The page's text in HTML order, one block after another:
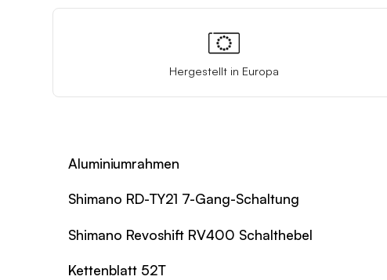
Hergestellt in Europa
Aluminiumrahmen
Shimano RD-TY21 7-Gang-Schaltung
Shimano Revoshift RV400 Schalthebel
Kettenblatt 52T